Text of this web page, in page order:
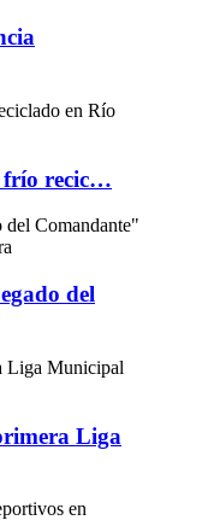
frío recic…
del
Liga